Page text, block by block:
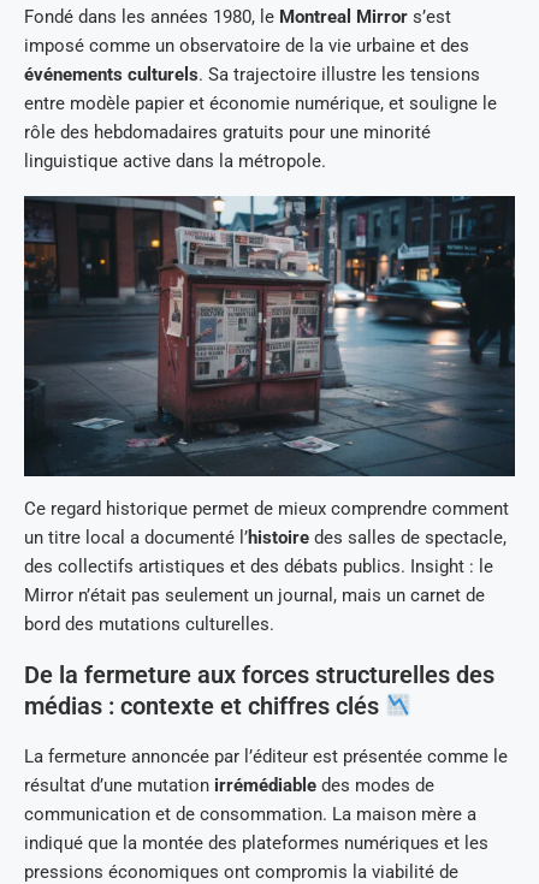
Fondé dans les années 1980, le Montreal Mirror s’est
imposé comme un observatoire de la vie urbaine et des
événements culturels. Sa trajectoire illustre les tensions
entre modèle papier et économie numérique, et souligne le
rôle des hebdomadaires gratuits pour une minorité
linguistique active dans la métropole.
Ce regard historique permet de mieux comprendre comment
un titre local a documenté l’histoire des salles de spectacle,
des collectifs artistiques et des débats publics. Insight : le
Mirror n’était pas seulement un journal, mais un carnet de
bord des mutations culturelles.
De la fermeture aux forces structurelles des
médias : contexte et chiffres clés
La fermeture annoncée par l’éditeur est présentée comme le
résultat d’une mutation irrémédiable des modes de
communication et de consommation. La maison mère a
indiqué que la montée des plateformes numériques et les
pressions économiques ont compromis la viabilité de